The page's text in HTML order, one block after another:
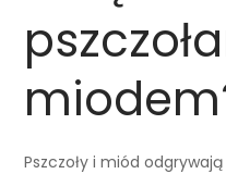
Pszczoły i miód